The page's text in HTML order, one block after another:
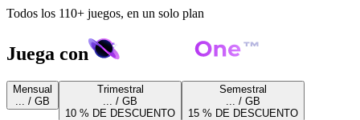
Todos los 110+ juegos, en un solo plan
Juega con
Mensual
... / GB
Trimestral
... / GB
10 % DE DESCUENTO
Semestral
... / GB
15 % DE DESCUENTO